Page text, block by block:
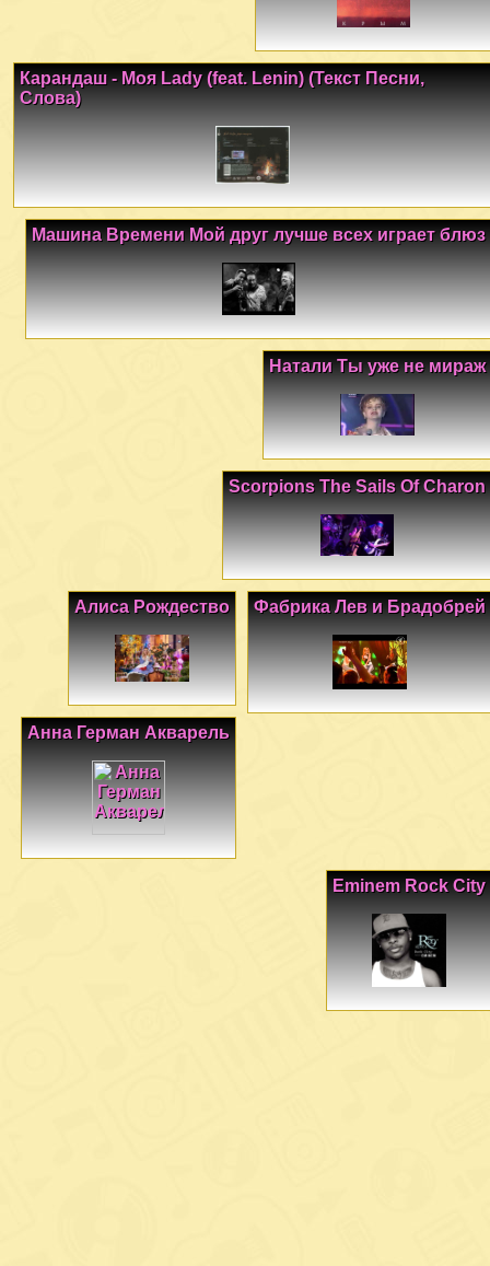
Карандаш - Моя Lady (feat. Lenin) (Текст Песни,
Слова)
Машина Времени Мой друг лучше всех играет блюз
Натали Ты уже не мираж
Scorpions The Sails Of Charon
Фабрика Лев и Брадобрей
Алиса Рождество
Анна Герман Акварель
Eminem Rock City